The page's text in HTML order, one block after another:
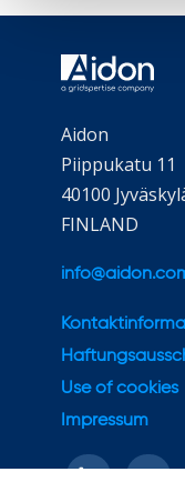
Aidon
Piippukatu 11
40100
FINLAND
Use of cookies
Impressum